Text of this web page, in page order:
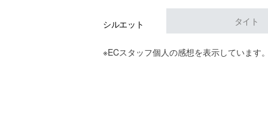
シルエット タイト
※ECスタッフ個人の感想を表示しています